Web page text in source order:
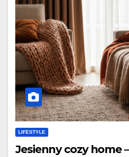
LIFESTYLE
Jesienny cozy home